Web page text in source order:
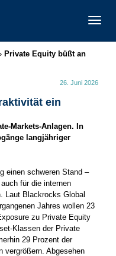
Private Equity büßt an
26. Juni 2026
ein
Markets-Anlagen. In
langjähriger
einen schweren Stand –
für die internen
Laut Blackrocks Global
Jahres wollen 23
zu Private Equity
Klassen der Private
29 Prozent der
vergrößern. Abgesehen